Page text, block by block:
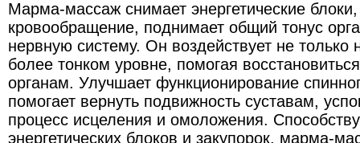
Марма-массаж снимает энергетические
кровообращение, поднимает общий тонус
нервную систему. Он воздействует не
более тонком уровне, помогая
органам. Улучшает функционирование
помогает вернуть подвижность суставам,
процесс исцеления и омоложения.
энергетических блоков и закупорок, марма-